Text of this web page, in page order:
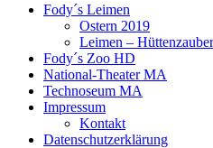
Fody´s Leimen
Ostern 2019
Leimen – Hüttenzauber
Fody´s Zoo HD
National-Theater MA
Technoseum MA
Impressum
Kontakt
Datenschutzerklärung